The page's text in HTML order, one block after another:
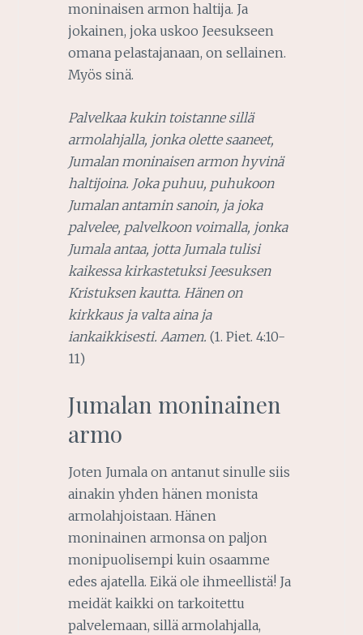
moninaisen armon haltija. Ja
jokainen, joka uskoo Jeesukseen
omana pelastajanaan, on sellainen.
Myös sinä.
Palvelkaa kukin toistanne sillä
armolahjalla, jonka olette saaneet,
Jumalan moninaisen armon hyvinä
haltijoina. Joka puhuu, puhukoon
Jumalan antamin sanoin, ja joka
palvelee, palvelkoon voimalla, jonka
Jumala antaa, jotta Jumala tulisi
kaikessa kirkastetuksi Jeesuksen
Kristuksen kautta. Hänen on
kirkkaus ja valta aina ja
iankaikkisesti. Aamen. (1. Piet. 4:10-
11)
Jumalan moninainen
armo
Joten Jumala on antanut sinulle siis
ainakin yhden hänen monista
armolahjoistaan. Hänen
moninainen armonsa on paljon
monipuolisempi kuin osaamme
edes ajatella. Eikä ole ihmeellistä! Ja
meidät kaikki on tarkoitettu
palvelemaan, sillä armolahjalla,